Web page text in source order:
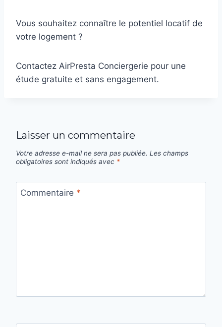
Vous souhaitez connaître le potentiel locatif de
votre logement ?
Contactez AirPresta Conciergerie pour une
étude gratuite et sans engagement.
Laisser un commentaire
Votre adresse e-mail ne sera pas publiée. Les champs
obligatoires sont indiqués avec *
Commentaire *